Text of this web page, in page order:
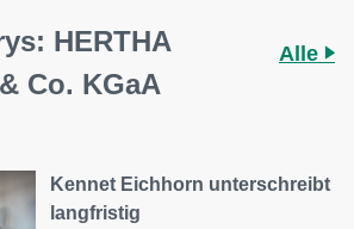
HERTHA
Co. KGaA
Alle
Kennet Eichhorn unterschreibt
langfristig